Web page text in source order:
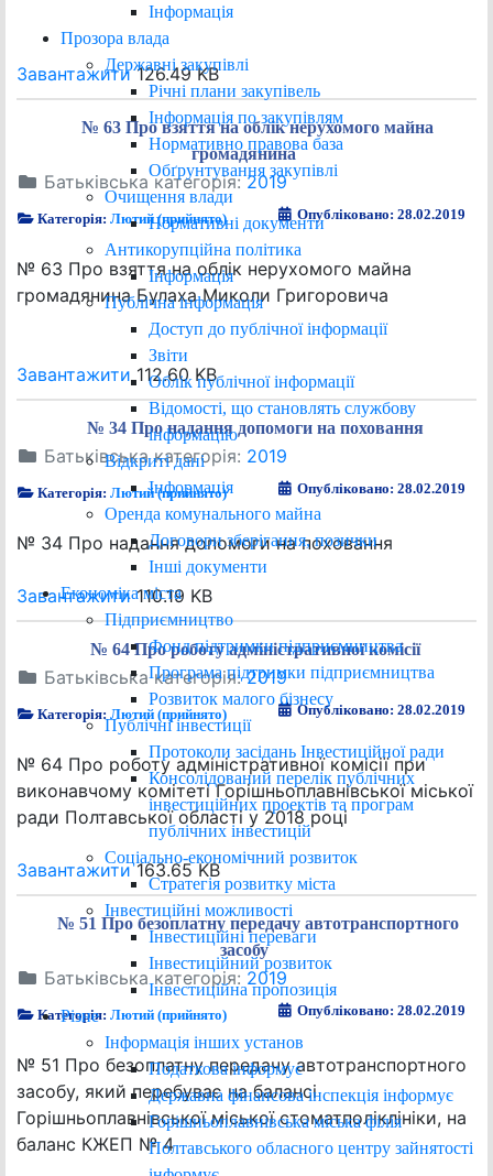
Інформація
Прозора влада
Державні закупівлі
Річні плани закупівель
Інформація по закупівлям
Нормативно правова база
Обґрунтування закупівлі
Очищення влади
Нормативні документи
Антикорупційна політика
Інформація
Публічна інформація
Доступ до публічної інформації
Звіти
Облік публічної інформації
Відомості, що становлять службову
інформацію
Відкриті дані
Інформація
Оренда комунального майна
Договори зберігання, позички
Інші документи
Економіка міста
Підприємництво
Фонд підтримки підприємництва
Програма підтримки підприємництва
Розвиток малого бізнесу
Публічні інвестиції
Протоколи засідань Інвестиційної ради
Консолідований перелік публічних
інвестиційних проектів та програм
публічних інвестицій
Соціально-економічний розвиток
Стратегія розвитку міста
Інвестиційні можливості
Інвестиційні переваги
Інвестиційний розвиток
Інвестиційна пропозиція
Різне
Інформація інших установ
Податкова інформує
Державна фінансова інспекція інформує
Горішньоплавнівська міська філія
Полтавського обласного центру зайнятості
Завантажити126.49 KB
№ 63 Про взяття на облік нерухомого майна
громадянина
Батьківська категорія:2019
Категорія:Лютий (прийнято) Опубліковано: 28.02.2019
№ 63 Про взяття на облік нерухомого майна
громадянина Булаха Миколи Григоровича
Завантажити112.60 KB
№ 34 Про надання допомоги на поховання
Батьківська категорія: 2019
Категорія:Лютий (прийнято) Опубліковано: 28.02.2019
№ 34 Про надання допомоги на поховання
Завантажити110.19 KB
№ 64 Про роботу адміністративної комісії
Батьківська категорія:2019
Категорія:Лютий (прийнято) Опубліковано: 28.02.2019
№ 64 Про роботу адміністративної комісії при
виконавчому комітеті Горішньоплавнівської міської
ради Полтавської області у 2018 році
Завантажити163.65 KB
№ 51 Про безоплатну передачу автотранспортного
засобу
Батьківська категорія: 2019
Категорія:Лютий (прийнято) Опубліковано: 28.02.2019
№ 51 Про безоплатну передачу автотранспортного
засобу, який перебуває на балансі
Горішньоплавнівської міської стоматполіклініки, на
баланс КЖЕП № 4